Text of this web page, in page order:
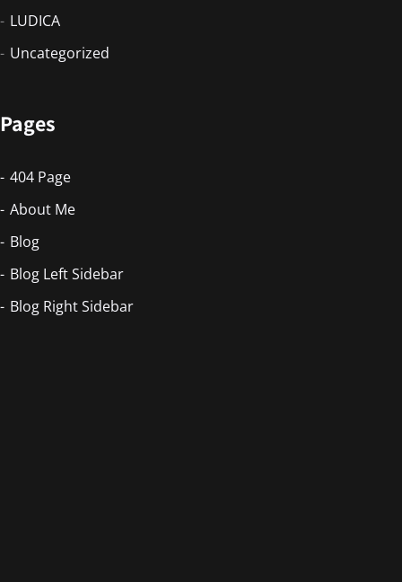
LUDICA
Uncategorized
Pages
404 Page
About Me
Blog
Blog Left Sidebar
Blog Right Sidebar